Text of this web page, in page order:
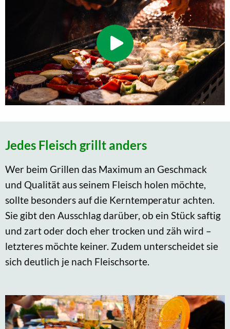
Jedes Fleisch grillt anders
Wer beim Grillen das Maximum an Geschmack
und Qualität aus seinem Fleisch holen möchte,
sollte besonders auf die Kerntemperatur achten.
Sie gibt den Ausschlag darüber, ob ein Stück saftig
und zart oder doch eher trocken und zäh wird –
letzteres möchte keiner. Zudem unterscheidet sie
sich deutlich je nach Fleischsorte.